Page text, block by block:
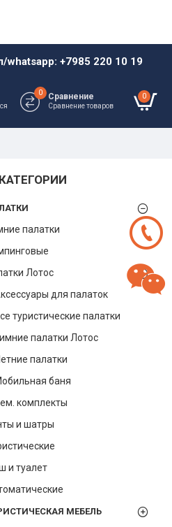
whatsapp: +7985 220 10 19
Сравнение
Сравнение товаров
0 0
палатки
Лотос
для палаток
туристические палатки
палатки Лотос
палатки
баня
комплекты
и шатры
и туалет
МЕБЕЛЬ